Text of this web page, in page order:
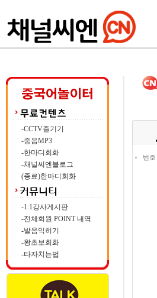
-CCTV즐기기
-중음MP3
-한마디회화
-채널씨엔블로그
(종료)한마디회화
-1:1강사게시판
-전체회원 POINT 내역
-발음익히기
-왕초보회화
-타자치는법
번호